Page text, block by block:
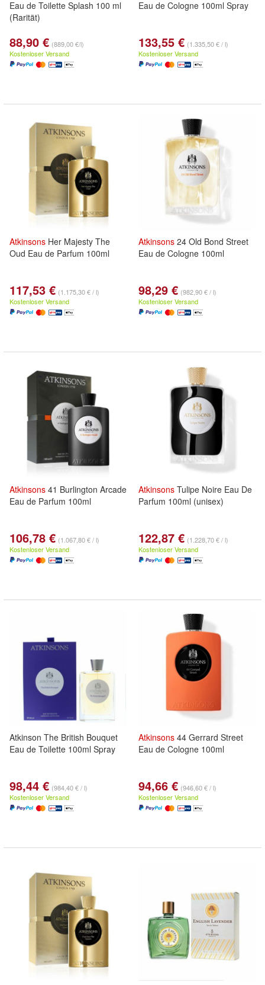
Eau de Toilette Splash 100 ml
(Rarität)
88,90 € (889,00 €/l)
Kostenloser Versand
Eau de Cologne 100ml Spray
133,55 € (1.335,50 € / l)
Kostenloser Versand
Atkinsons Her Majesty The
Oud Eau de Parfum 100ml
117,53 € (1.175,30 € / l)
Kostenloser Versand
Atkinsons 24 Old Bond Street
Eau de Cologne 100ml
98,29 € (982,90 € / l)
Kostenloser Versand
Atkinsons 41 Burlington Arcade
Eau de Parfum 100ml
106,78 € (1.067,80 € / l)
Kostenloser Versand
Atkinsons Tulipe Noire Eau De
Parfum 100ml (unisex)
122,87 € (1.228,70 € / l)
Kostenloser Versand
Atkinson The British Bouquet
Eau de Toilette 100ml Spray
98,44 € (984,40 € / l)
Kostenloser Versand
Atkinsons 44 Gerrard Street
Eau de Cologne 100ml
94,66 € (946,60 € / l)
Kostenloser Versand